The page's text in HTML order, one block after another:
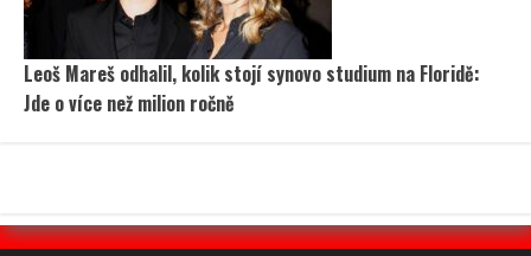
Leoš Mareš odhalil, kolik stojí synovo studium na Floridě:
Jde o více než milion ročně